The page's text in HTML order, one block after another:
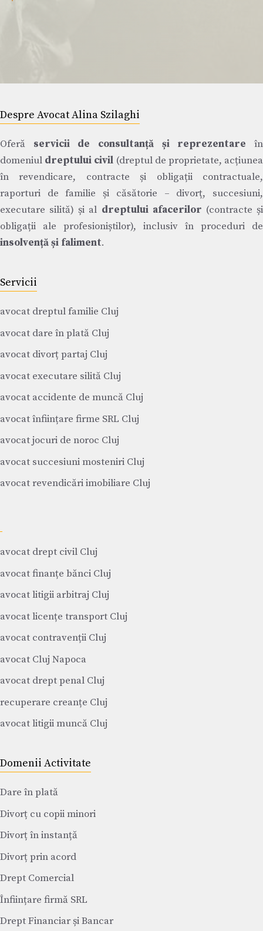
Despre Avocat Alina Szilaghi
Oferă servicii de consultanță și reprezentare în
domeniul dreptului civil (dreptul de proprietate, acțiunea
în revendicare, contracte și obligații contractuale,
raporturi de familie și căsătorie – divorț, succesiuni,
executare silită) și al dreptului afacerilor (contracte și
obligații ale profesioniștilor), inclusiv în proceduri de
insolvență și faliment.
Servicii
avocat dreptul familie Cluj
avocat dare în plată Cluj
avocat divorț partaj Cluj
avocat executare silită Cluj
avocat accidente de muncă Cluj
avocat înființare firme SRL Cluj
avocat jocuri de noroc Cluj
avocat succesiuni mosteniri Cluj
avocat revendicări imobiliare Cluj
avocat drept civil Cluj
avocat finanțe bănci Cluj
avocat litigii arbitraj Cluj
avocat licențe transport Cluj
avocat contravenții Cluj
avocat Cluj Napoca
avocat drept penal Cluj
recuperare creanțe Cluj
avocat litigii muncă Cluj
Domenii Activitate
Dare în plată
Divorț cu copii minori
Divorț în instanță
Divorț prin acord
Drept Comercial
Înființare firmă SRL
Drept Financiar și Bancar